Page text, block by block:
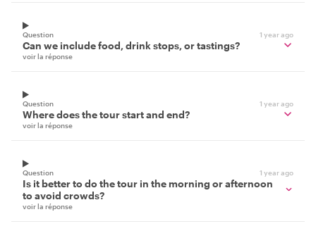
Question 1 year ago
Can we include food, drink stops, or tastings?
voir la réponse
Question 1 year ago
Where does the tour start and end?
voir la réponse
Question 1 year ago
Is it better to do the tour in the morning or afternoon
to avoid crowds?
voir la réponse